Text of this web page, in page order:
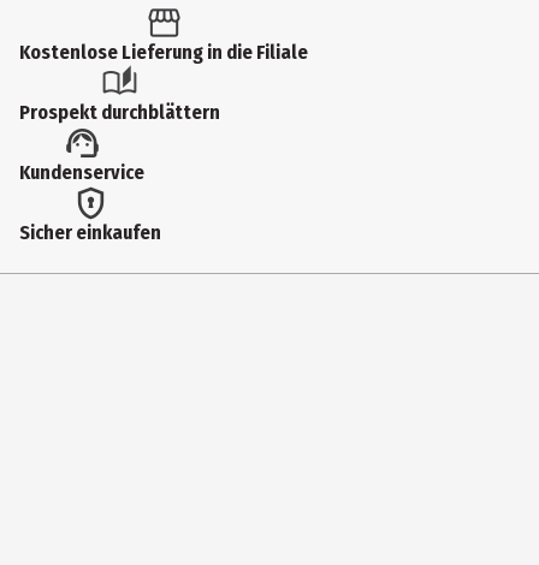
Anleitungssprache
de
Artikelnummer des Herstellers
Lizenz (spw)
Kostenlose Lieferung in die Filiale
Prospekt durchblättern
Kundenservice
Sicher einkaufen